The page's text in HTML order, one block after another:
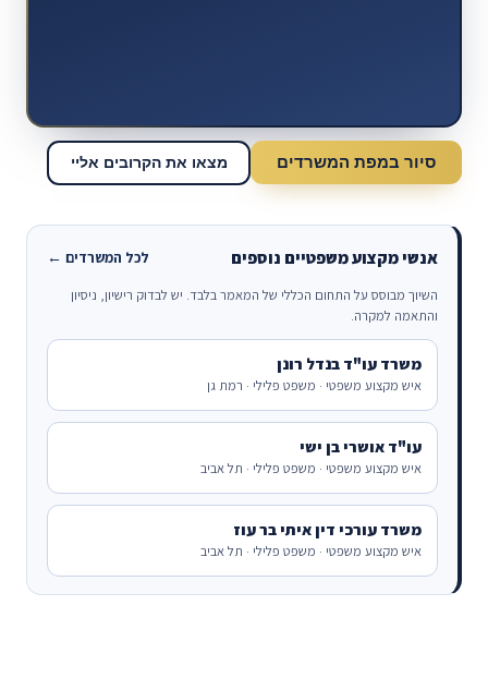
סיור במפת המשרדים מצאו את הקרובים אליי
אנשי מקצוע משפטיים נוספים לכל המשרדים ←
השיוך מבוסס על התחום הכללי של המאמר בלבד. יש לבדוק רישיון, ניסיון
והתאמה למקרה.
משרד עו"ד בנדל רונן
איש מקצוע משפטי · משפט פלילי · רמת גן
עו"ד אושרי בן ישי
איש מקצוע משפטי · משפט פלילי · תל אביב
משרד עורכי דין איתי בר עוז
איש מקצוע משפטי · משפט פלילי · תל אביב